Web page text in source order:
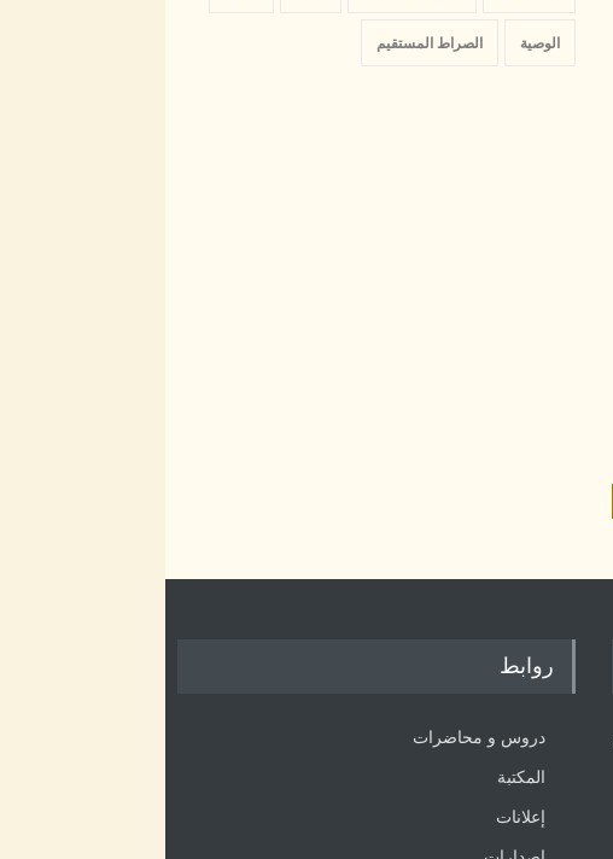
الوصية الصراط المستقيم
روابط
دروس و محاضرات
المكتبة
إعلانات